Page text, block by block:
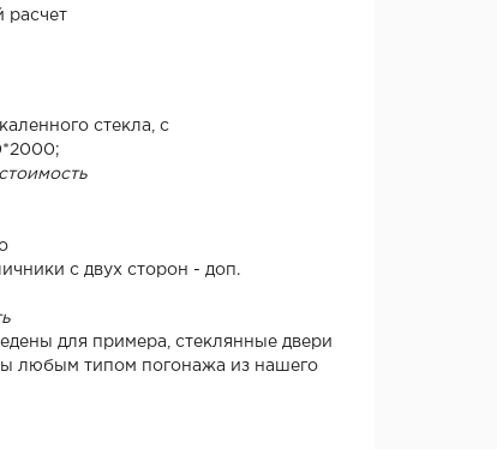
расчет
стекла, с
с двух сторон - доп.
для примера, стеклянные двери
любым типом погонажа из нашего